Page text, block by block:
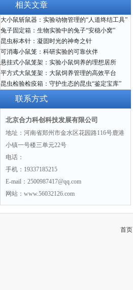
相关文章
大小鼠斩鼠器：实验动物管理的“人道终结工具”
兔子固定箱：生物实验中的兔子“安稳小窝”
昆虫标本针：凝固时光的神奇之针
可消毒小鼠笼：科研实验的可靠伙伴
悬挂式小鼠笼架：实验小鼠饲养的理想居所
平方式大鼠笼架：大鼠饲养管理的高效平台
昆虫检验检疫箱：守护生态的昆虫“鉴定宝库”
联系方式
北京合力科创科技发展有限公司
地址：河南省郑州市金水区花园路116号鹿港
小镇一号楼三单元22号
电话：
手机：19337185215
E-mail：2500987417@qq.com
网站：www.56032126.com
首页